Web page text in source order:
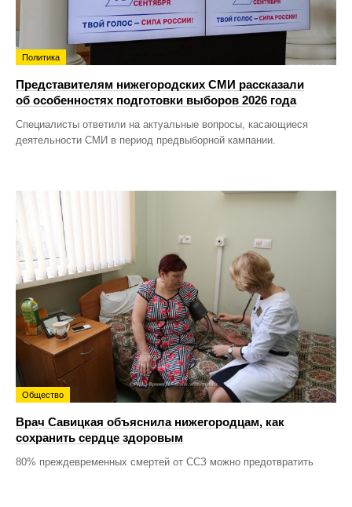
Политика
Представителям нижегородских СМИ рассказали
об особенностях подготовки выборов 2026 года
Специалисты ответили на актуальные вопросы, касающиеся
деятельности СМИ в период предвыборной кампании.
Общество
Врач Савицкая объяснила нижегородцам, как
сохранить сердце здоровым
80% преждевременных смертей от ССЗ можно предотвратить